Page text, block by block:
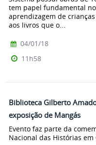
tem papel fundamental
aprendizagem de
aos livros que o...
04/01/18
11h58
Biblioteca Gilberto
exposição de Mangás
Evento faz parte da
Nacional das Histórias